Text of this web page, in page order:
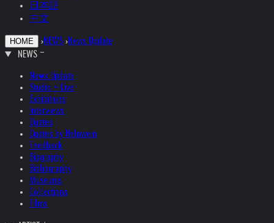
日本語
中文
HOME ›NEWS ›News Update
NEWS
News Update
Studio + Live
Exhibitions
Interviews
Quotes
Quotes by Helnwein
Feedback
Biography
Bibliography
Museums
Collections
Films